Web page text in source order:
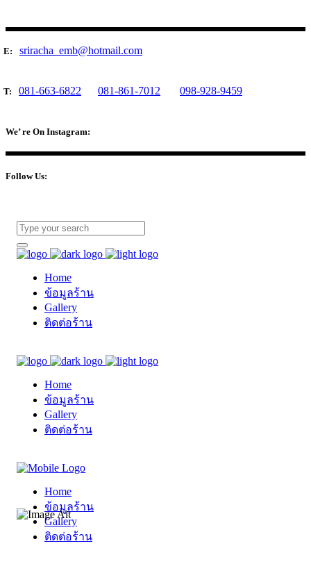
E: sriracha_emb@hotmail.com
T: 081-663-6822 081-861-7012 098-928-9459
We’ re On Instagram:
Follow Us:
Home
ข้อมูลร้าน
Gallery
ติดต่อร้าน
Home
ข้อมูลร้าน
Gallery
ติดต่อร้าน
Home
ข้อมูลร้าน
Gallery
ติดต่อร้าน